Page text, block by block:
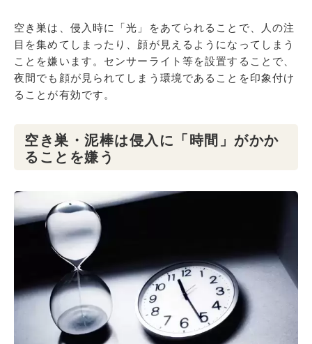
空き巣は、侵入時に「光」をあてられることで、人の注
目を集めてしまったり、顔が見えるようになってしまう
ことを嫌います。センサーライト等を設置することで、
夜間でも顔が見られてしまう環境であることを印象付け
ることが有効です。
空き巣・泥棒は侵入に「時間」がかか
ることを嫌う